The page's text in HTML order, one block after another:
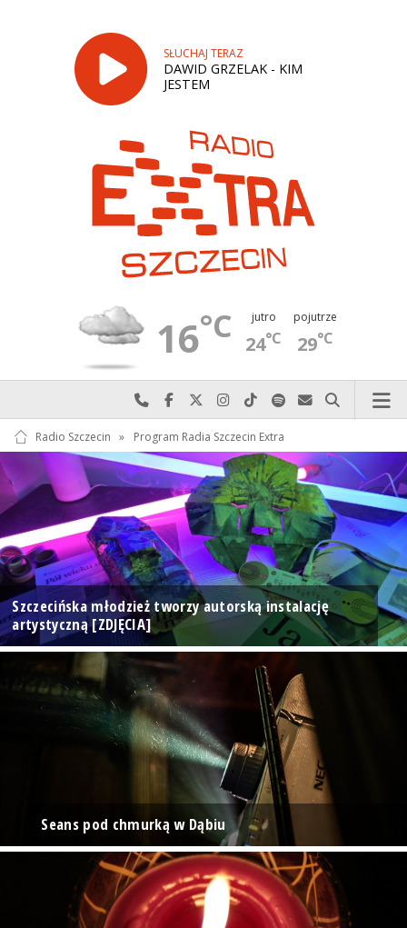
SŁUCHAJ TERAZ
DAWID GRZELAK - KIM
JESTEM
16°C jutro
24°C
pojutrze
29°C
Najlepiej po prostu do nas zadzwoń
Odwiedź nas na Facebook-u
Odwiedź nas na X
Odwiedź nas na Instagram-ie
Odwiedź nas na TikTok-u
Szukaj nas na Spotify
Wyślij do nas
Szukaj
Radio Szczecin » Program Radia Szczecin Extra
Szczecińska młodzież tworzy autorską instalację
artystyczną [ZDJĘCIA]
Seans pod chmurką w Dąbiu